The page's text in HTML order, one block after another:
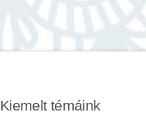
Kiemelt témáink